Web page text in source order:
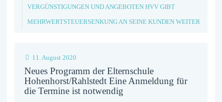
VERGÜNSTIGUNGEN UND ANGEBOTEN HVV GIBT
MEHRWERTSTEUERSENKUNG AN SEINE KUNDEN WEITER
11. August 2020
Neues Programm der Elternschule
Hohenhorst/Rahlstedt Eine Anmeldung für
die Termine ist notwendig